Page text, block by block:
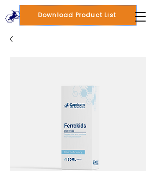
Download Product List